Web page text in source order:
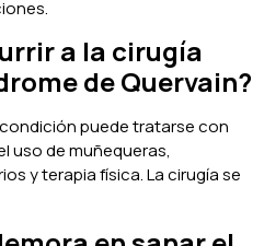
a la cirugía
de Quervain?
puede tratarse con
uso de muñequeras,
y terapia física. La cirugía se